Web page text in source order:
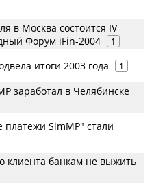
в Москва состоится IV
Форум iFin-2004
1
итоги 2003 года 1
заработал в Челябинске
SimMP" стали
клиента банкам не выжить